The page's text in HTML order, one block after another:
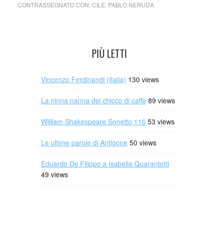
CONTRASSEGNATO CON:CILE PABLO NERUDA
PIÙ LETTI
Vincenzo Ferdinandi (Italia) 130 views
La ninna nanna del chicco di caffè 89 views
William Shakespeare Sonetto 116 53 views
Le ultime parole di Antigone 50 views
Eduardo De Filippo a Isabella Quarantotti
49 views